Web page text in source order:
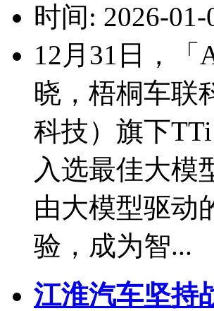
时间: 2026-01-
12月31日，
晓，梧桐车联
科技）旗下
入选最佳大模
由大模型驱动
验，成为智...
江淮汽车坚持